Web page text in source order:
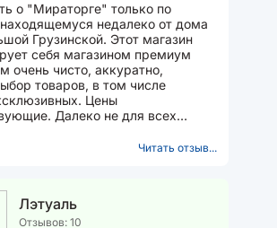
о "Мираторге" только по
недалеко от дома
Грузинской. Этот магазин
себя магазином премиум
очень чисто, аккуратно,
товаров, в том числе
Цены
Далеко не для всех
Читать отзыв...
Лэтуаль
Отзывов: 10